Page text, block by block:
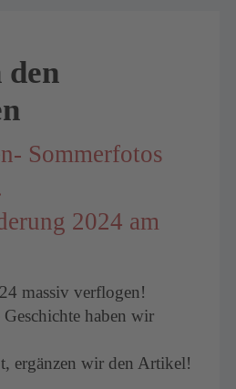
den
Sommerfotos
2024 am
massiv verflogen!
haben wir
ergänzen wir den Artikel!